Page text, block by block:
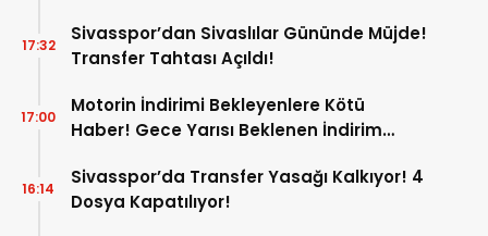
Sivasspor’dan Sivaslılar Gününde Müjde!
Transfer Tahtası Açıldı!
17:32
Motorin İndirimi Bekleyenlere Kötü
Haber! Gece Yarısı Beklenen İndirim
17:00
Sivasspor’da Transfer Yasağı Kalkıyor! 4
Dosya Kapatılıyor!
16:14